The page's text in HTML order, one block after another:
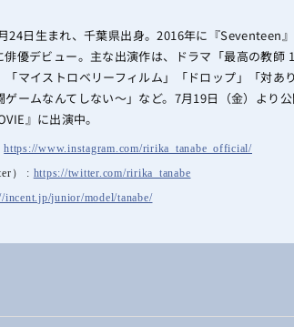
24日生まれ、千葉県出身。2016年に『Seventeen
俳優デビュー。主な出演作は、ドラマ「最高の教師
マイストロベリーフィルム」「ドロップ」「対あ
ゲームなんてしない〜」など。7月19日（金）より
』に出演中。
https://www.instagram.com/ririka_tanabe_official/
） : https://twitter.com/ririka_tanabe
incent.jp/junior/model/tanabe/